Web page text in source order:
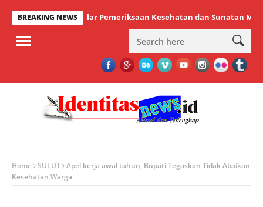
BREAKING NEWS
Sukses Gelar Pemeriksaan Kesehatan dan Sunatan Massal
Home SULUT Apel kerja awal tahun, Bupati Tegaskan Tidak Abaikan
Kesehatan Warga